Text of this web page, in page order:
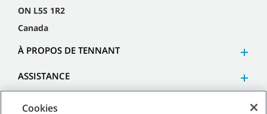
ON L5S 1R2
Canada
À PROPOS DE TENNANT
ASSISTANCE
Cookies